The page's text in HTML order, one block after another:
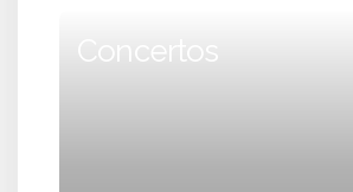
Concertos